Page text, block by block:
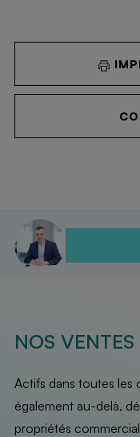
NOS VENTES
Actifs dans toutes les
également au-delà,
propriétés